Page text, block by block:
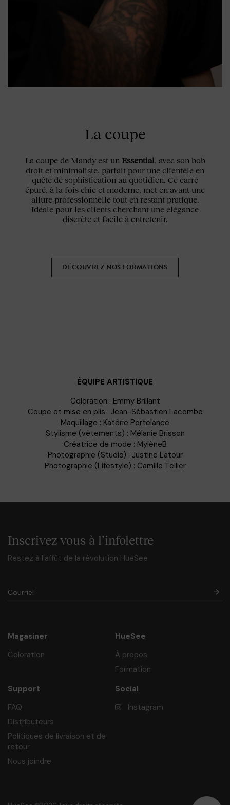
La coupe
La coupe de Mandy est un Essential, avec son bob
droit et minimaliste, parfait pour une clientèle en
quête de sophistication au quotidien. Ce carré
épuré, à la fois chic et moderne, met en avant une
allure professionnelle tout en restant pratique.
Idéale pour les clients cherchant une élégance
discrète et facile à entretenir.
DÉCOUVREZ NOS FORMATIONS
ÉQUIPE ARTISTIQUE
Coloration : Emmy Brillant
Coupe et mise en plis : Jean-Sébastien Lacombe
Maquillage : Katérie Portelance
Stylisme (vêtements) : Mélanie Brisson
Créatrice de mode : MylèneB
Photographie (Studio) : Justine Latour
Photographie (Lifestyle) : Camille Tellier
Inscrivez-vous à l’infolettre
Restez à l'affût de la révolution HueSee
Magasiner
Coloration
HueSee
À propos
Formation
Support
FAQ
Distributeurs
Politiques de livraison et de
retour
Nous joindre
Social
Instagram